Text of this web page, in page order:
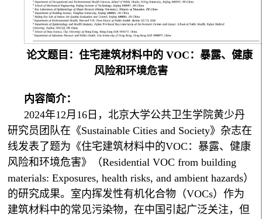
论文题目：住宅建筑材料中的 VOC：暴露、健康
风险和环境危害
内容简介：
2024年12月16日，北京大学公共卫生学院黄少丹
研究员团队在《Sustainable Cities and Society》杂志在
线发表了题为《住宅建筑材料中的VOC：暴露、健康
风险和环境危害》（Residential VOC from building
materials: Exposures, health risks, and ambient hazards）
的研究成果。室内挥发性有机化合物（VOCs）作为
建筑材料中的常见污染物，在中国引起广泛关注，但